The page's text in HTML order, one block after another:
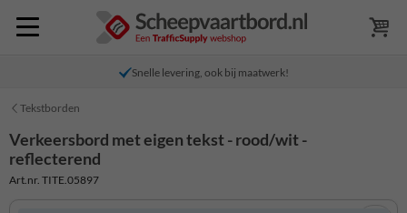
Snelle levering, ook bij maatwerk!
Tekstborden
Verkeersbord met eigen tekst - rood/wit -
reflecterend
Art.nr. TITE.05897